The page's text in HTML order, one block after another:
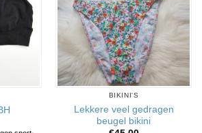
BIKINI'S
Lekkere veel gedragen
beugel bikini